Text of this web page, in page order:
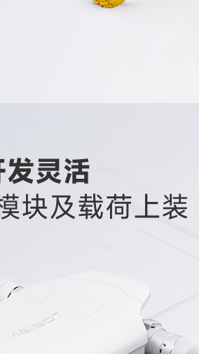
发灵活
块及载荷上装